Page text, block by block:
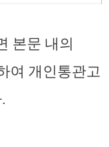
본문 내의
여 개인통관고